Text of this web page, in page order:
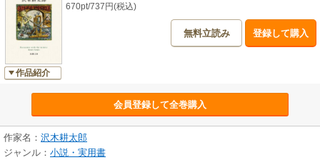
作品紹介
670pt/737円(税込)
無料立読み 登録して購入
会員登録して全巻購入
作家名： 沢木耕太郎
ジャンル： 小説・実用書